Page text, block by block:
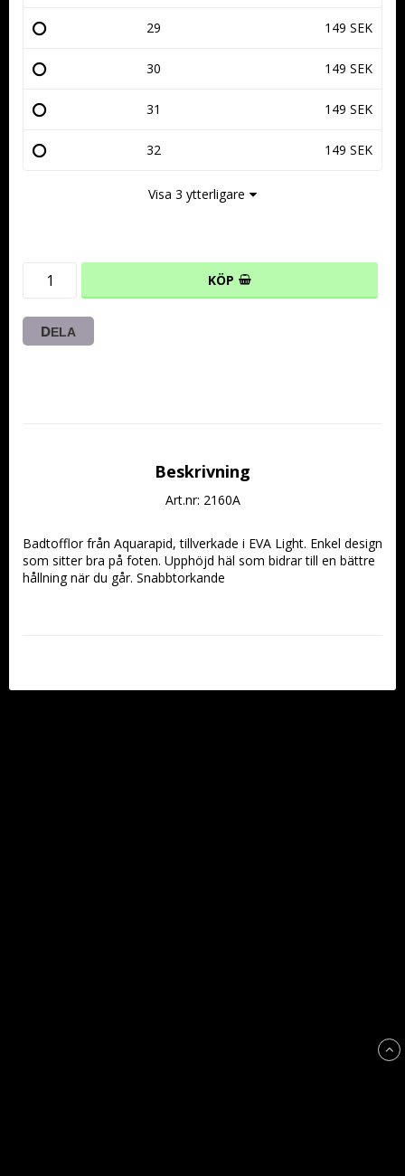
29 149 SEK
30 149 SEK
31 149 SEK
32 149 SEK
Visa 3 ytterligare
KÖP
DELA
Beskrivning
Art.nr: 2160A
Badtofflor från Aquarapid, tillverkade i EVA Light. Enkel design
som sitter bra på foten. Upphöjd häl som bidrar till en bättre
hållning när du går. Snabbtorkande